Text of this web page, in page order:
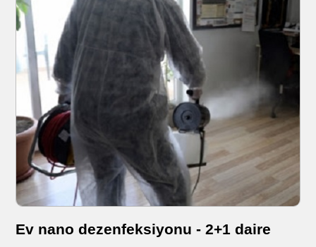
Ev nano dezenfeksiyonu - 2+1 daire